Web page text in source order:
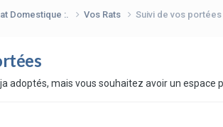
Domestique :. Vos Rats Suivi de vos portées
adoptés, mais vous souhaitez avoir un